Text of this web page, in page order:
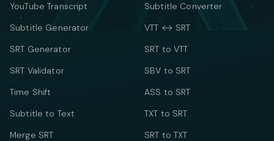
YouTube Transcript
Subtitle Generator
SRT Generator
SRT Validator
Time Shift
Subtitle to Text
Merge SRT
Subtitle Converter
VTT ↔ SRT
SRT to VTT
SBV to SRT
ASS to SRT
TXT to SRT
SRT to TXT